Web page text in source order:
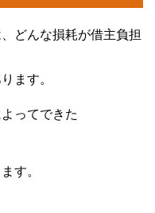
どんな損耗が借主負担
ます。
ってできた
す。